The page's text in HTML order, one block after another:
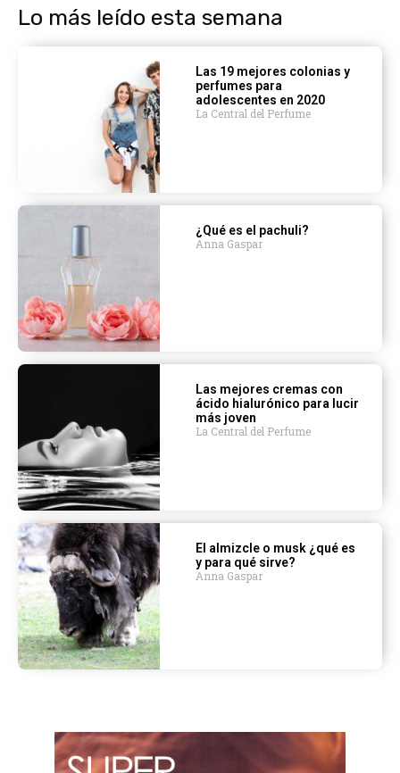
Lo más leído esta semana
Las 19 mejores colonias y
perfumes para
adolescentes en 2020
La Central del Perfume
¿Qué es el pachuli?
Anna Gaspar
Las mejores cremas con
ácido hialurónico para lucir
más joven
La Central del Perfume
El almizcle o musk ¿qué es
y para qué sirve?
Anna Gaspar